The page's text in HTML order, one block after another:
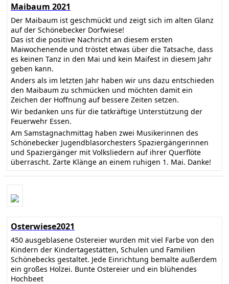
Maibaum 2021
Der Maibaum ist geschmückt und zeigt sich im alten Glanz
auf der Schönebecker Dorfwiese!
Das ist die positive Nachricht an diesem ersten
Maiwochenende und tröstet etwas über die Tatsache, dass
es keinen Tanz in den Mai und kein Maifest in diesem Jahr
geben kann.
Anders als im letzten Jahr haben wir uns dazu entschieden
den Maibaum zu schmücken und möchten damit ein
Zeichen der Hoffnung auf bessere Zeiten setzen.
Wir bedanken uns für die tatkräftige Unterstützung der
Feuerwehr Essen.
Am Samstagnachmittag haben zwei Musikerinnen des
Schönebecker Jugendblasorchesters Spaziergängerinnen
und Spaziergänger mit Volksliedern auf ihrer Querflöte
überrascht. Zarte Klänge an einem ruhigen 1. Mai. Danke!
Osterwiese2021
450 ausgeblasene Ostereier wurden mit viel Farbe von den
Kindern der Kindertagestätten, Schulen und Familien
Schönebecks gestaltet. Jede Einrichtung bemalte außerdem
ein großes Holzei. Bunte Ostereier und ein blühendes
Hochbeet